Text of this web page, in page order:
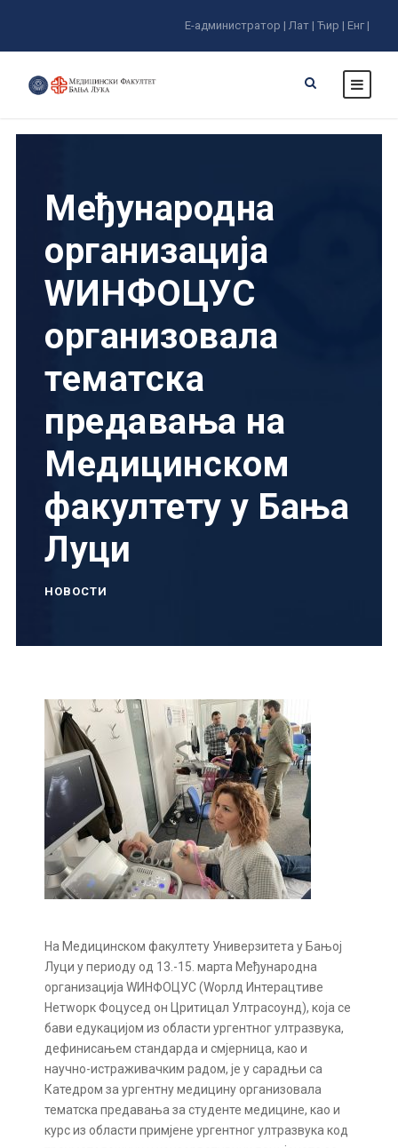
Е-администратор | Лат | Ћир | Енг |
Међународна
организација
WИНФОЦУС
организовала
тематска
предавања на
Медицинском
факултету у Бања
Луци
НОВОСТИ
На Медицинском факултету Универзитета у Бањој
Луци у периоду од 13.-15. марта Међународна
организација WИНФОЦУС (Wорлд Интерацтиве
Нетwорк Фоцусед он Цритицал Ултрасоунд), која се
бави едукацијом из области ургентног ултразвука,
дефинисањем стандарда и смјерница, као и
научно-истраживачким радом, је у сарадњи са
Катедром за ургентну медицину организовала
тематска предавања за студенте медицине, као и
курс из области примјене ургентног ултразвука код